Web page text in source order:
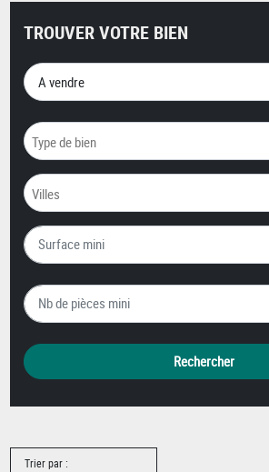
TROUVER VOTRE BIEN
Rechercher
Trier par :